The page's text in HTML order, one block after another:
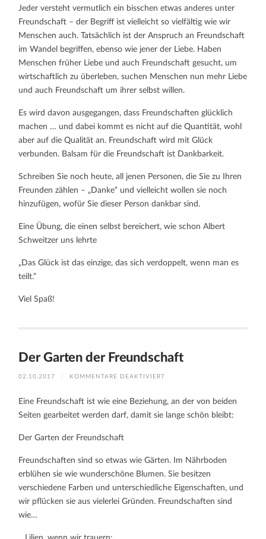
(THEMA:
FREUNDSCHAFT)
Jeder versteht vermutlich ein bisschen etwas anderes unter
Freundschaft – der Begriff ist vielleicht so vielfältig wie wir
Menschen auch. Tatsächlich ist der Anspruch an Freundschaft
im Wandel begriffen, ebenso wie jener der Liebe. Haben
Menschen früher Liebe und auch Freundschaft gesucht, um
wirtschaftlich zu überleben, suchen Menschen nun mehr Liebe
und auch Freundschaft um ihrer selbst willen.
Es wird davon ausgegangen, dass Freundschaften glücklich
machen … und dabei kommt es nicht auf die Quantität, wohl
aber auf die Qualität an. Freundschaft wird mit Glück
verbunden. Balsam für die Freundschaft ist Dankbarkeit.
Schreiben Sie noch heute, all jenen Personen, die Sie zu Ihren
Freunden zählen – „Danke“ und vielleicht wollen sie noch
hinzufügen, wofür Sie dieser Person dankbar sind.
Eine Übung, die einen selbst bereichert, wie schon Albert
Schweitzer uns lehrte
„Das Glück ist das einzige, das sich verdoppelt, wenn man es
teilt.“
Viel Spaß!
Der Garten der Freundschaft
02.10.2017 / KOMMENTARE DEAKTIVIERT
FREUNDSCHAFT
Eine Freundschaft ist wie eine Beziehung, an der von beiden
Seiten gearbeitet werden darf, damit sie lange schön bleibt:
Der Garten der Freundschaft
Freundschaften sind so etwas wie Gärten. Im Nährboden
erblühen sie wie wunderschöne Blumen. Sie besitzen
verschiedene Farben und unterschiedliche Eigenschaften, und
wir pflücken sie aus vielerlei Gründen. Freundschaften sind
wie…